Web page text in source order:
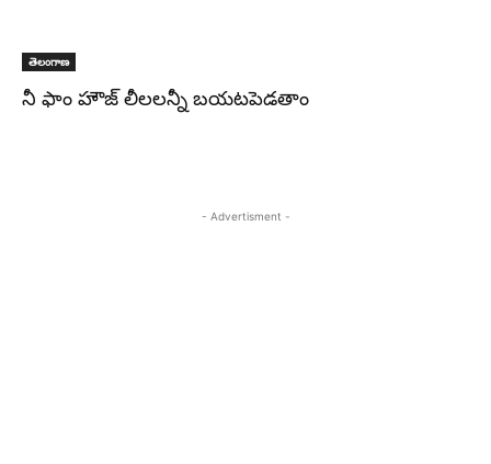
తెలంగాణ
నీ ఫాం హౌజ్ లీలలన్నీ బయటపెడతాం
- Advertisment -